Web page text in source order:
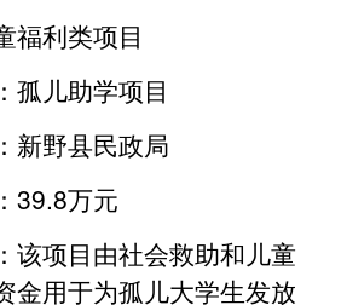
福利类项目
孤儿助学项目
新野县民政局
39.8万元
该项目由社会救助和儿童
金用于为孤儿大学生发放